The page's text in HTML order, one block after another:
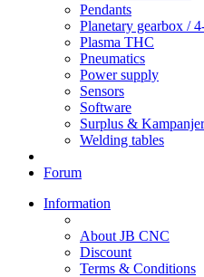
Pendants
Planetary gearbox /
Plasma THC
Pneumatics
Power supply
Sensors
Software
Surplus & Kampanjer
Welding tables
Forum
Information
About JB CNC
Discount
Terms & Conditions